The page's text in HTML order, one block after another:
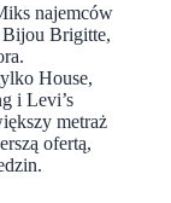
najemców
Bijou Brigitte,
House,
i Levi’s
metraż
ofertą,